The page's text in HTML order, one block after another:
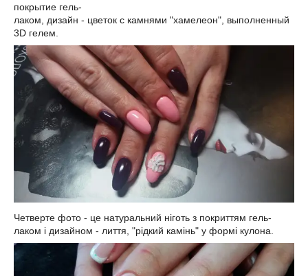
покрытие гель-
лаком
дизайн - цветок с камнями "хамелеон", выполненный
3D гелем
Четверте фото - це натуральний ніготь з покриттям гель-
лаком і дизайном - лиття , "рідкий камінь" у формі кулона